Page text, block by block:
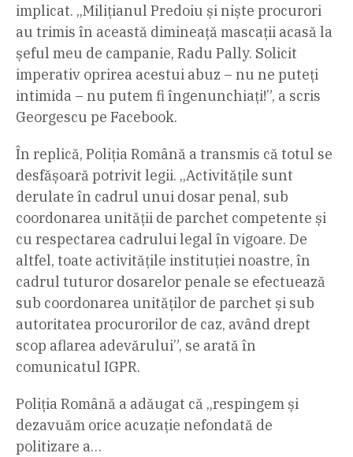
implicat. „Milițianul Predoiu și niște procurori
au trimis în această dimineață mascații acasă la
șeful meu de campanie, Radu Pally. Solicit
imperativ oprirea acestui abuz – nu ne puteți
intimida – nu putem fi îngenunchiați!”, a scris
Georgescu pe Facebook.
În replică, Poliția Română a transmis că totul se
desfășoară potrivit legii. „Activitățile sunt
derulate în cadrul unui dosar penal, sub
coordonarea unității de parchet competente și
cu respectarea cadrului legal în vigoare. De
altfel, toate activitățile instituției noastre, în
cadrul tuturor dosarelor penale se efectuează
sub coordonarea unităților de parchet și sub
autoritatea procurorilor de caz, având drept
scop aflarea adevărului”, se arată în
comunicatul IGPR.
Poliția Română a adăugat că „respingem și
dezavuăm orice acuzație nefondată de
politizare a…